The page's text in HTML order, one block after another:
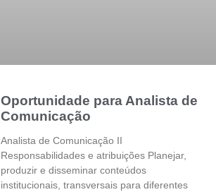
Oportunidade para Analista de
Comunicação
Analista de Comunicação II
Responsabilidades e atribuições Planejar,
produzir e disseminar conteúdos
institucionais, transversais para diferentes